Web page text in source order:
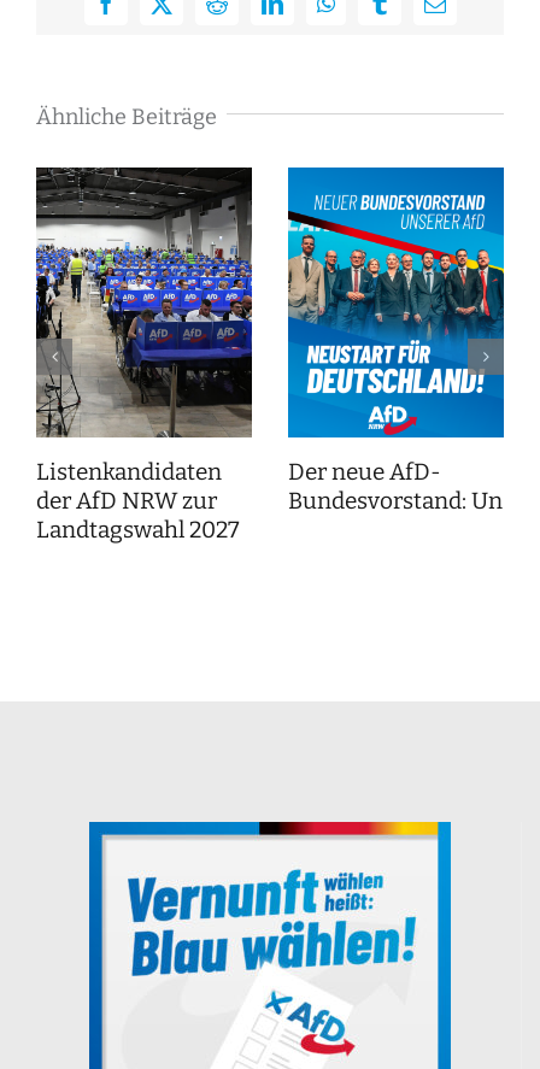
Facebook
X RedditLinkedInWhatsAppTumblrE-
Ähnliche Beiträge
Listenkandidaten
der AfD NRW zur
Landtagswahl 2027
Der neue AfD-
Bundesvorstand: